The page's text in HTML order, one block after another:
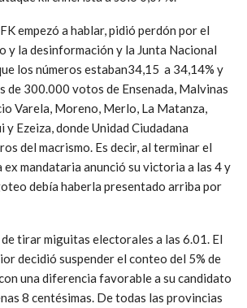
empezó a hablar, pidió perdón por el
y la desinformación y la Junta Nacional
los números estaban34,15 a 34,14% y
de 300.000 votos de Ensenada, Malvinas
Varela, Moreno, Merlo, La Matanza,
y Ezeiza, donde Unidad Ciudadana
del macrismo. Es decir, al terminar el
ex mandataria anunció su victoria a las 4 y
debía haberla presentado arriba por
tirar miguitas electorales a las 6.01. El
decidió suspender el conteo del 5% de
una diferencia favorable a su candidato
8 centésimas. De todas las provincias